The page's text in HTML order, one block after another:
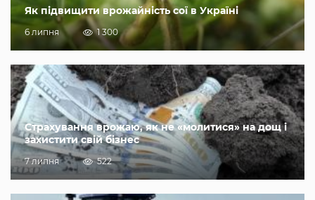
Як підвищити врожайність сої в Україні
6 липня 1 300
Страхування врожаю, як не «молитися» на дощ і
захистити свій бізнес
7 липня 522